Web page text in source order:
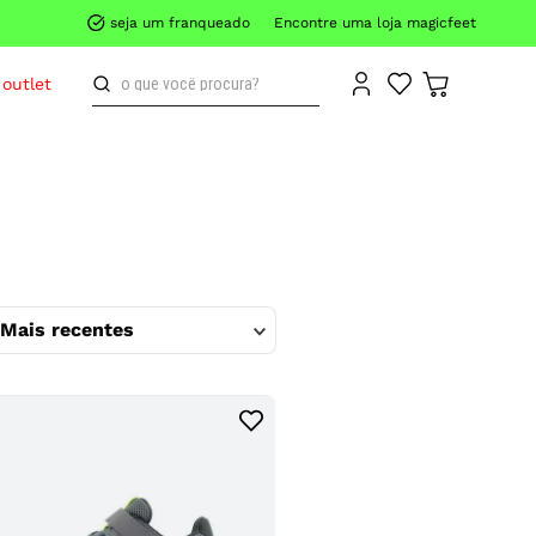
seja um franqueado Encontre uma loja magicfeet
outlet
o que você procura?
Mais recentes